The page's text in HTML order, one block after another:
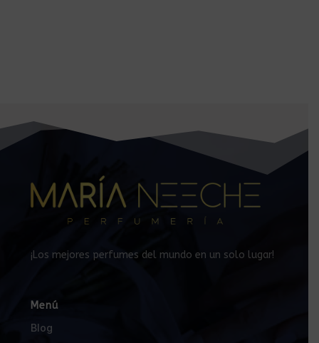
¡Los mejores perfumes del mundo en un solo lugar!
Menú
Blog